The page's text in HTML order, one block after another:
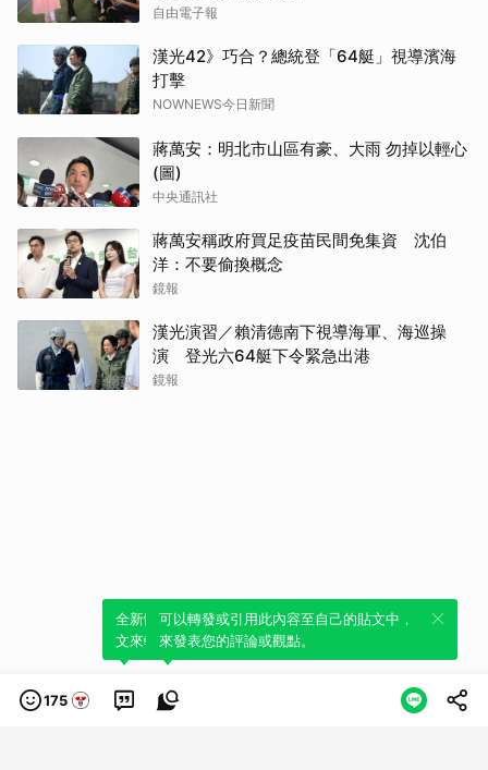
自由電子報
漢光42》巧合？總統登「64艇」視導濱海
打擊
NOWNEWS今日新聞
蔣萬安：明北市山區有豪、大雨 勿掉以輕心
(圖)
中央通訊社
蔣萬安稱政府買足疫苗民間免集資 沈伯
洋：不要偷換概念
鏡報
漢光演習／賴清德南下視導海軍、海巡操
演 登光六64艇下令緊急出港
鏡報
175
全新體驗！一鍵引用此內容，透過發布貼
文來輕鬆表達個人立場。
可以轉發或引用此內容至自己的貼文中，
來發表您的評論或觀點。